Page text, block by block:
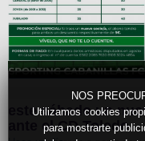
NOS
Utilizamos cookies
para mostrarte
este sábado un
ante el CD Toledo